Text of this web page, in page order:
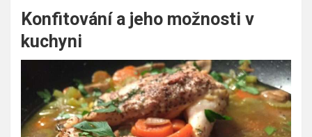
Konfitování a jeho možnosti v
kuchyni